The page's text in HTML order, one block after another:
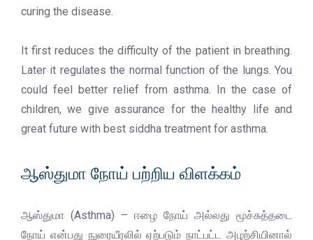
curing the disease.
It first reduces the difficulty of the patient in breathing.
Later it regulates the normal function of the lungs. You
could feel better relief from asthma. In the case of
children, we give assurance for the healthy life and
great future with best siddha treatment for asthma.
ஆஸ்துமா நோய் பற்றிய விளக்கம்
ஆஸ்துமா (Asthma) – ஈழை நோய் அல்லது மூச்சுத்தடை
நோய் என்பது நுரையீரலில் ஏற்படும் நாட்பட்ட அழற்சியினால்